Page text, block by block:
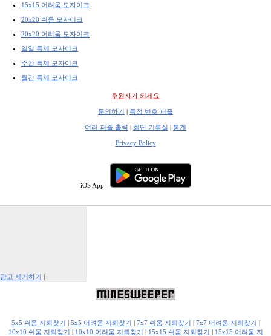
15x15 어려움 모자이크
20x20 쉬움 모자이크
20x20 어려움 모자이크
일일 특제 모자이크
주간 특제 모자이크
월간 특제 모자이크
후원자가 되세요
문의하기 | 특정 번호 퍼즐
여러 퍼즐 출력 | 최단 기록실 | 통계
Privacy Policy
iOS App
광고 제거하기 |
5x5 쉬움 지뢰찾기 | 5x5 어려움 지뢰찾기 | 7x7 쉬움 지뢰찾기 | 7x7 어려움 지뢰찾기 |
10x10 쉬움 지뢰찾기 | 10x10 어려움 지뢰찾기 | 15x15 쉬움 지뢰찾기 | 15x15 어려움 지